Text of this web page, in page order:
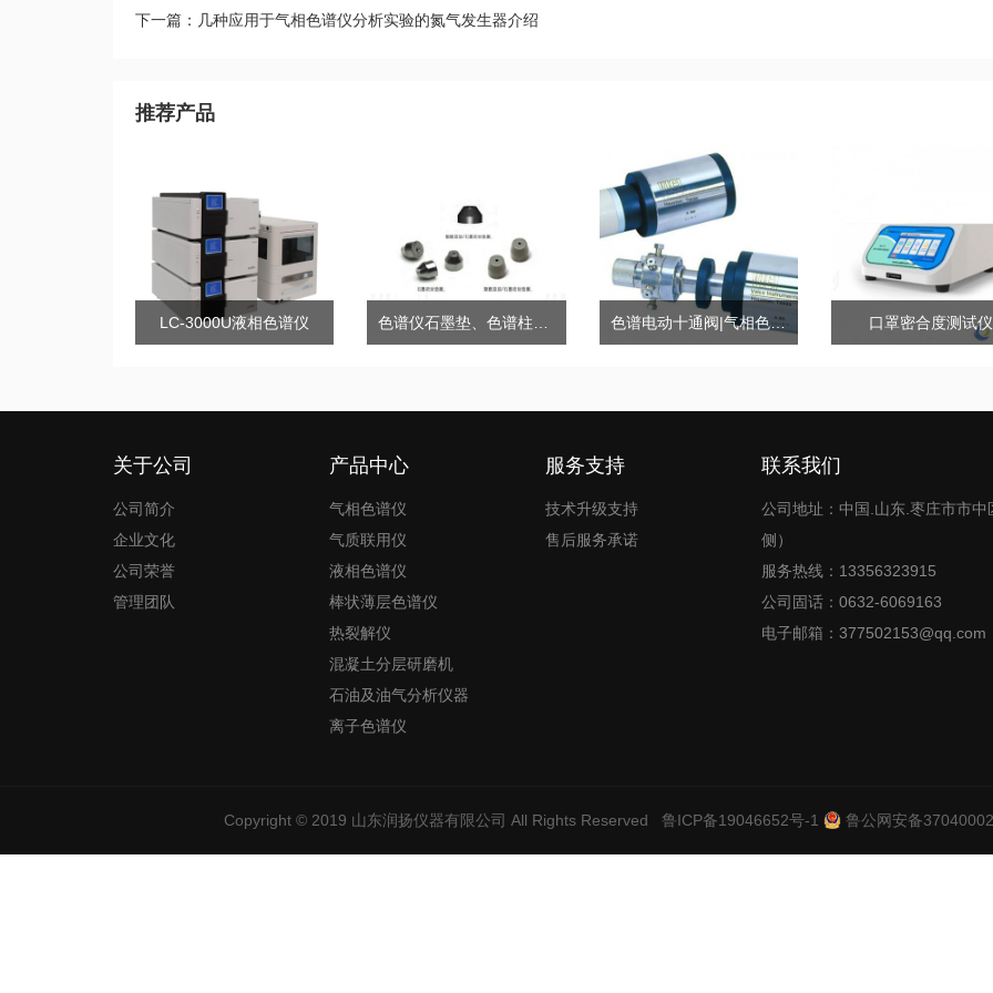
下一篇：几种应用于气相色谱仪分析实验的氮气发生器介绍
推荐产品
LC-3000U液相色谱仪 色谱仪石墨垫、色谱柱石墨密封垫 色谱电动十通阀|气相色谱十通阀|气动进样十通阀 口罩密合度测试仪
关于公司
公司简介
企业文化
公司荣誉
管理团队
产品中心
气相色谱仪
气质联用仪
液相色谱仪
棒状薄层色谱仪
热裂解仪
混凝土分层研磨机
石油及油气分析仪器
离子色谱仪
服务支持
技术升级支持
售后服务承诺
联系我们
公司地址：中国.山东.枣庄市市
侧）
服务热线：13356323915
公司固话：0632-6069163
电子邮箱：377502153@qq.com
Copyright © 2019 山东润扬仪器有限公司 All Rights Reserved 鲁ICP备19046652号-1 鲁公网安备